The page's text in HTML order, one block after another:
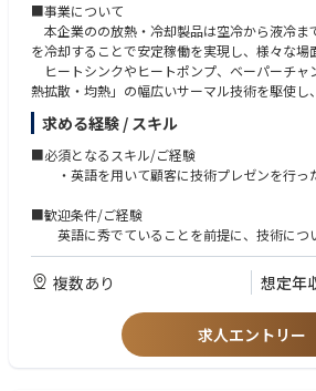
■事業について
本企業のの放熱・冷却製品は空冷から液冷ま
を冷却することで安定稼働を実現し、様々な場
ヒートシンクやヒートポンプ、ベーパーチャ
熱拡散・均熱」の幅広いサーマル技術を駆使し
実現します。これにより機器の機能を最大限に
向上します。
≪加熱するデータセンターの冷却技術≫
ーの需要は急増しています。
特にAIデータセンターでは高性能チップに
大量の熱が発生し冷却技術が極めて重要な要
また、AIサーバーを多数設置する必要性か
度化が進んでおり、
効率的かつ環境負荷を低減する冷却技術も
は従来の空冷技術に加え
求める経験 / スキル
■必須となるスキル/ご経験
・英語を用いて顧客に技術プレゼンを行っ
■歓迎条件/ご経験
英語に秀でていることを前提に、技術につ
が、
ポテンシャル含めて判断できればと考えて
・設計、生産技術、品質保証の何らかの
・理系のバックグラウンド
・事務系で本業務に興味がある方も可
※先んじてジョインされた中途入社の方
複数あり 想定年
求人エントリー